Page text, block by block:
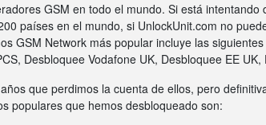
GSM en todo el mundo. Si está
países en el mundo, si UnlockUnit.com no
GSM Network más popular incluye las
Desbloquee Vodafone UK, Desbloquee EE
que perdimos la cuenta de ellos, pero
populares que hemos desbloqueado son: